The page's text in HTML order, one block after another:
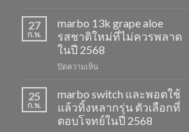
15k
ราคา
ส่ง
พอต
ใช้
ทิ้ง
เลือก
ยอด
27
ก.พ.
marbo 13k grape aloe
รสชาติใหม่ที่ไม่ควรพลาด
ในปี 2568
ปิดความเห็น
13k
grape
aloe
รสชาติ
25
ก.พ.
marbo switch และพอตใช้
แล้วทิ้งหลากรุ่น ตัวเลือกที่
ตอบโจทย์ในปี 2568